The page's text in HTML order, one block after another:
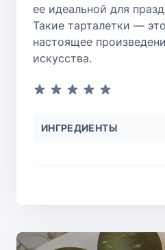
ее идеальной для
Такие тарталетки —
настоящее
искусства.
ИНГРЕДИЕНТЫ